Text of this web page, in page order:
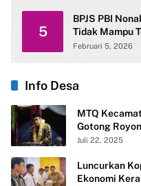
5
BPJS PBI
Tidak Mampu
Februari 5, 2026
Info Desa
MTQ
Gotong
Desa
Juli 22, 2025
Luncurkan
Ekonomi